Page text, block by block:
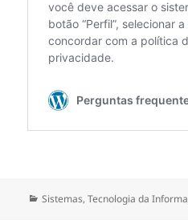
Categorias
Sistemas,Tecnologia da